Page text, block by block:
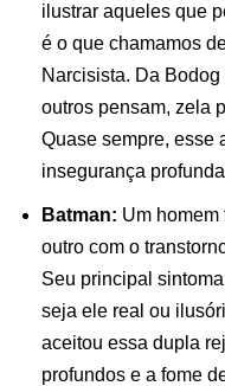
ilustrar aqueles que
é o que chamamos
Narcisista. Da
outros pensam, zela
Quase sempre, esse
insegurança
Batman: Um homem
outro com o
Seu principal
seja ele real ou
aceitou essa dupla
profundos e a fome